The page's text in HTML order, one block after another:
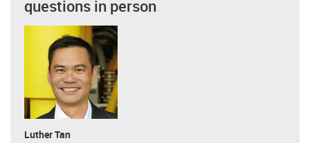
questions in person
Luther Tan